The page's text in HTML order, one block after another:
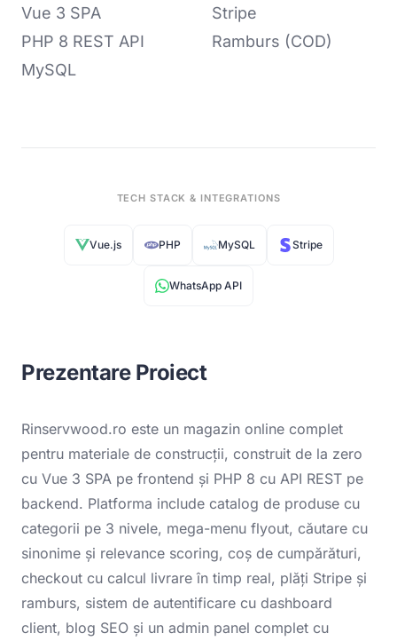
Vue 3 SPA
PHP 8 REST API
MySQL
Stripe
Ramburs (COD)
TECH STACK & INTEGRATIONS
Vue.js PHP MySQL Stripe
WhatsApp API
Prezentare Proiect
Rinservwood.ro este un magazin online complet
pentru materiale de construcții, construit de la zero
cu Vue 3 SPA pe frontend și PHP 8 cu API REST pe
backend. Platforma include catalog de produse cu
categorii pe 3 nivele, mega-menu flyout, căutare cu
sinonime și relevance scoring, coș de cumpărături,
checkout cu calcul livrare în timp real, plăți Stripe și
ramburs, sistem de autentificare cu dashboard
client, blog SEO și un admin panel complet cu